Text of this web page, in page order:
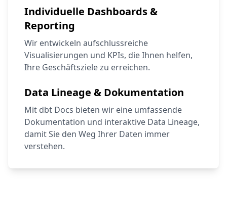
Individuelle Dashboards &
Reporting
Wir entwickeln aufschlussreiche
Visualisierungen und KPIs, die Ihnen helfen,
Ihre Geschäftsziele zu erreichen.
Data Lineage & Dokumentation
Mit dbt Docs bieten wir eine umfassende
Dokumentation und interaktive Data Lineage,
damit Sie den Weg Ihrer Daten immer
verstehen.